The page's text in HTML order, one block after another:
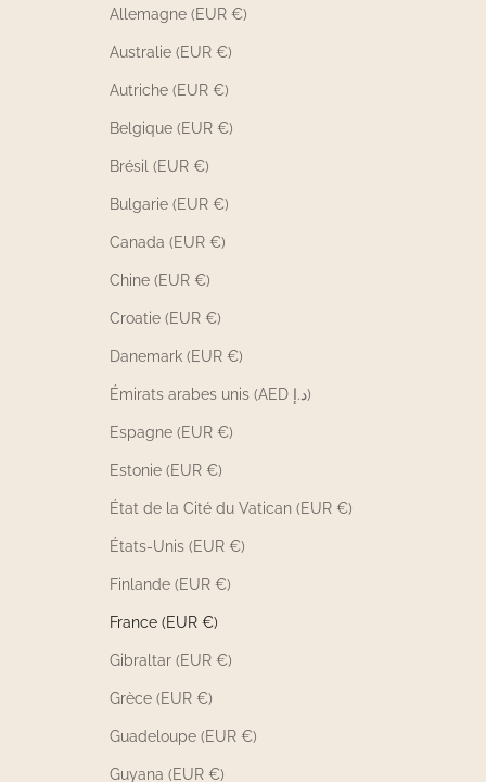
Allemagne (EUR €)
Australie (EUR €)
Autriche (EUR €)
Belgique (EUR €)
Brésil (EUR €)
Bulgarie (EUR €)
Canada (EUR €)
Chine (EUR €)
Croatie (EUR €)
Danemark (EUR €)
Émirats arabes unis (AED د.إ)
Espagne (EUR €)
Estonie (EUR €)
État de la Cité du Vatican (EUR €)
États-Unis (EUR €)
Finlande (EUR €)
France (EUR €)
Gibraltar (EUR €)
Grèce (EUR €)
Guadeloupe (EUR €)
Guyana (EUR €)